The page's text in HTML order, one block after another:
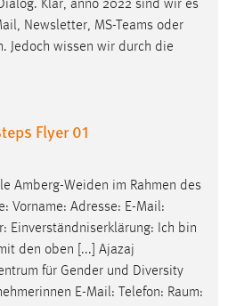
Klar, anno 2022 sind wir es
, Newsletter, MS-Teams oder
Jedoch wissen wir durch die
Flyer 01
Amberg-Weiden im Rahmen des
Vorname: Adresse: E-Mail:
Einverständniserklärung: Ich bin
den oben [...] Ajazaj
für Gender und Diversity
E-Mail: Telefon: Raum: